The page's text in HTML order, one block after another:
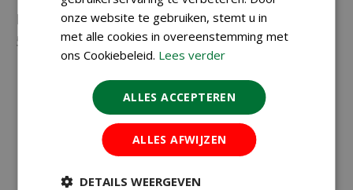
Neem gerust contact met ons op via
5581528ofinfo@koopbloembollen.nl
onze website te gebruiken, stemt u in
met alle cookies in overeenstemming met
ons Cookiebeleid. Lees verder
ALLES ACCEPTEREN
ALLES AFWIJZEN
DETAILS WEERGEVEN